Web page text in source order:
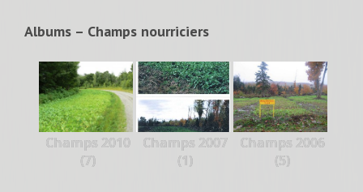
Albums – Champs nourriciers
Champs 2010
(7)
Champs 2007
(1)
Champs 2006
(5)